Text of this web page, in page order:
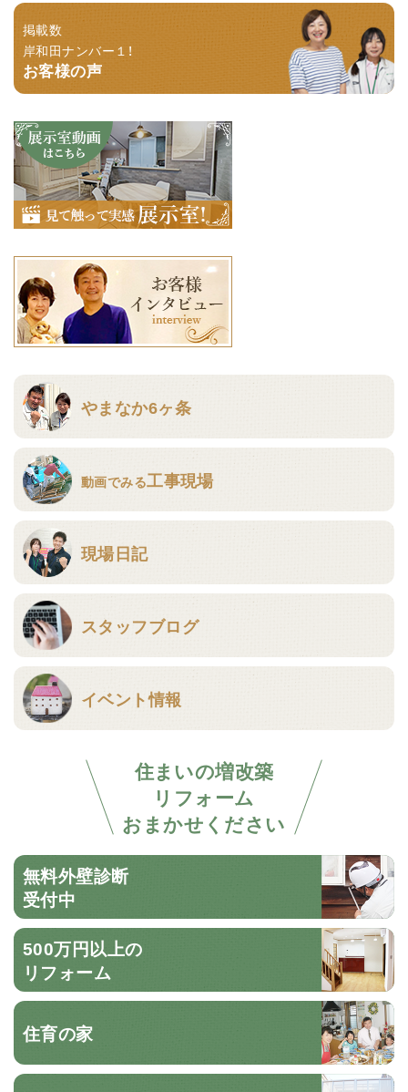
掲載数
岸和田ナンバー１！
お客様の声
やまなか6ヶ条
動画でみる工事現場
現場日記
スタッフブログ
イベント情報
住まいの増改築
リフォーム
おまかせください
無料外壁診断
受付中
500万円以上の
リフォーム
住育の家